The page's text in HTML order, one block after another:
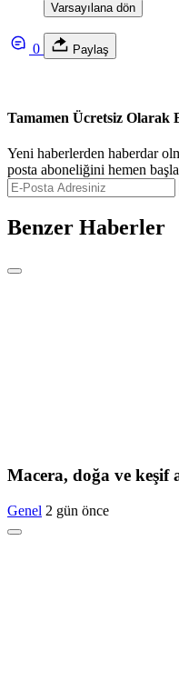
Varsayılana dön
0 Paylaş
Tamamen Ücretsiz Olarak
Yeni haberlerden haberdar
posta aboneliğini hemen
Benzer Haberler
Macera, doğa ve keşif
Genel 2 gün önce